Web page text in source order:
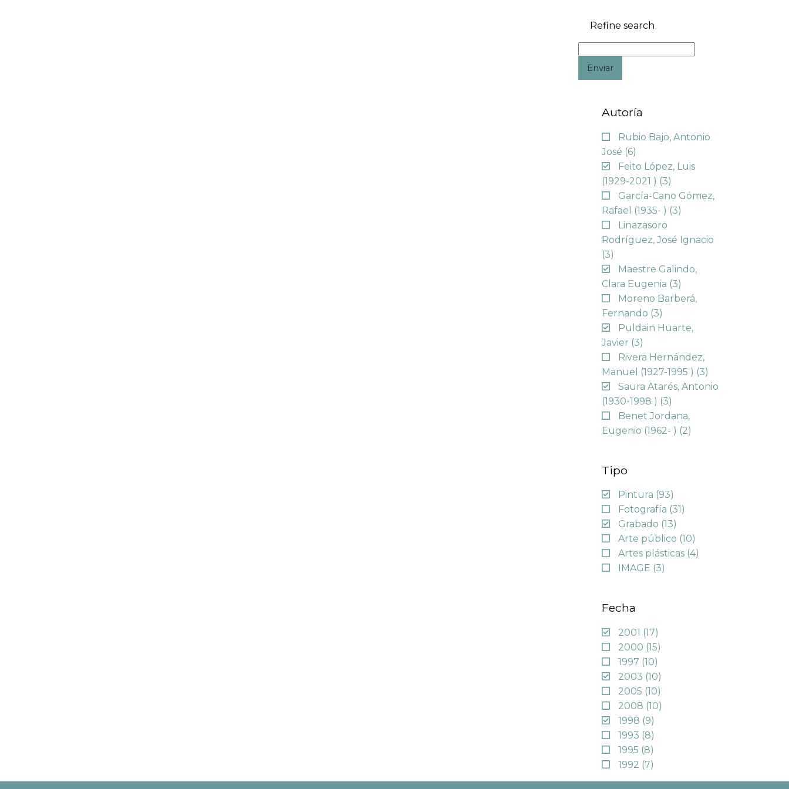
Refine search
Enviar
Autoría
Rubio Bajo, Antonio
José (6)
Feito López, Luis
(1929-2021 ) (3)
García-Cano Gómez,
Rafael (1935- ) (3)
Linazasoro
Rodríguez, José Ignacio
(3)
Maestre Galindo,
Clara Eugenia (3)
Moreno Barberá,
Fernando (3)
Puldain Huarte,
Javier (3)
Rivera Hernández,
Manuel (1927-1995 ) (3)
Saura Atarés, Antonio
(1930-1998 ) (3)
Benet Jordana,
Eugenio (1962- ) (2)
Tipo
Pintura (93)
Fotografía (31)
Grabado (13)
Arte público (10)
Artes plásticas (4)
IMAGE (3)
Fecha
2001 (17)
2000 (15)
1997 (10)
2003 (10)
2005 (10)
2008 (10)
1998 (9)
1993 (8)
1995 (8)
1992 (7)